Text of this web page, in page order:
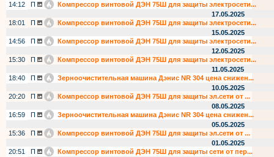
14:12
П
Компрессор винтовой ДЭН 75Ш для защиты электросети...
17.05.2025
18:01
П
Компрессор винтовой ДЭН 75Ш для защиты электросети...
15.05.2025
14:56
П
Компрессор винтовой ДЭН 75Ш для защиты электросети...
12.05.2025
15:30
П
Компрессор винтовой ДЭН 75Ш для защиты электросети...
11.05.2025
18:40
П
Зерноочистительная машина Дэнис NR 304 цена снижен...
10.05.2025
20:20
П
Компрессор винтовой ДЭН 75Ш для защиты эл.сети от ...
08.05.2025
16:59
П
Зерноочистительная машина Дэнис NR 304 цена снижен...
05.05.2025
15:36
П
Компрессор винтовой ДЭН 75Ш для защиты эл.сети от ...
01.05.2025
20:51
П
Компрессор винтовой ДЭН 75Ш для защиты сети от пер...